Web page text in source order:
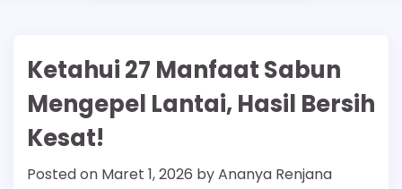
Ketahui 27 Manfaat Sabun
Mengepel Lantai, Hasil Bersih
Kesat!
Posted on Maret 1, 2026 byAnanya Renjana